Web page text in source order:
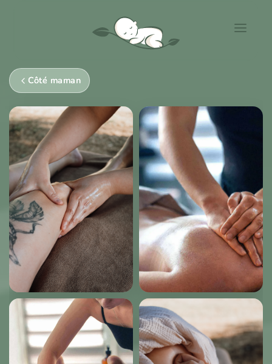
Côté Bébé
Côté Maman
Le Cocon
Contact
Espace Client
Réserver
Côté maman